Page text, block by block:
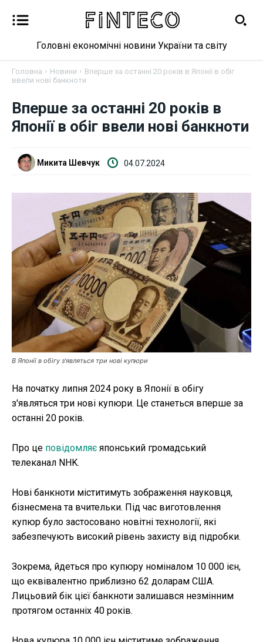
Новини
Бізнес
Фінанси
Валютний ринок
Криптовалюта
Робота і освіта
Публікації
ФОП
Курс валют
Ми в соц. мережах
Головні економічні новини України та світу
Головна Новини
Вперше за останні 20 років в Японії в обіг
ввели нові банкноти
Вперше за останні 20 років в
Японії в обіг ввели нові банкноти
Микита Шевчук 04.07.2024
В Японії в обігу з'являться три нові купюри
На початку липня 2024 року в Японії в обігу
з'являться три нові купюри. Це станеться вперше за
останні 20 років.
Про це повідомляє японський громадський
телеканал NHK.
Нові банкноти міститимуть зображення науковця,
бізнесмена та вчительки. Під час виготовлення
купюр було застосовано новітні технології, які
забезпечують високий рівень захисту від підробки.
Зокрема, йдеться про купюру номіналом 10 000 ієн,
що еквівалентно приблизно 62 доларам США.
Лицьовий бік цієї банкноти залишався незмінним
протягом останніх 40 років.